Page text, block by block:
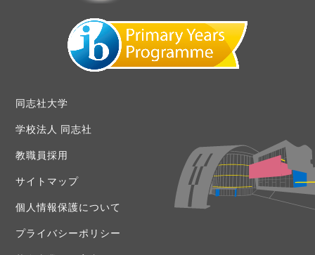
同志社大学
学校法人 同志社
教職員採用
サイトマップ
個人情報保護について
プライバシーポリシー